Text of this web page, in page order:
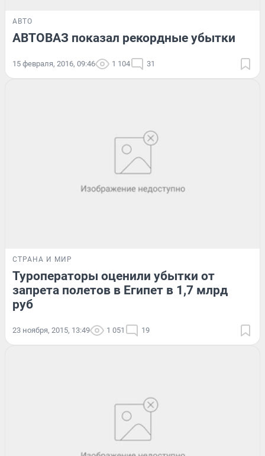
АВТО
АВТОВАЗ показал рекордные убытки
15 февраля, 2016, 09:46 1 104 31
СТРАНА И МИР
Туроператоры оценили убытки от
запрета полетов в Египет в 1,7 млрд
руб
23 ноября, 2015, 13:49 1 051 19